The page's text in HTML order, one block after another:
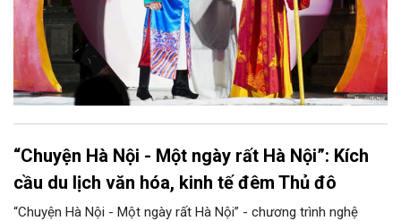
“Chuyện Hà Nội - Một ngày rất Hà Nội”: Kích
cầu du lịch văn hóa, kinh tế đêm Thủ đô
“Chuyện Hà Nội - Một ngày rất Hà Nội” - chương trình nghệ